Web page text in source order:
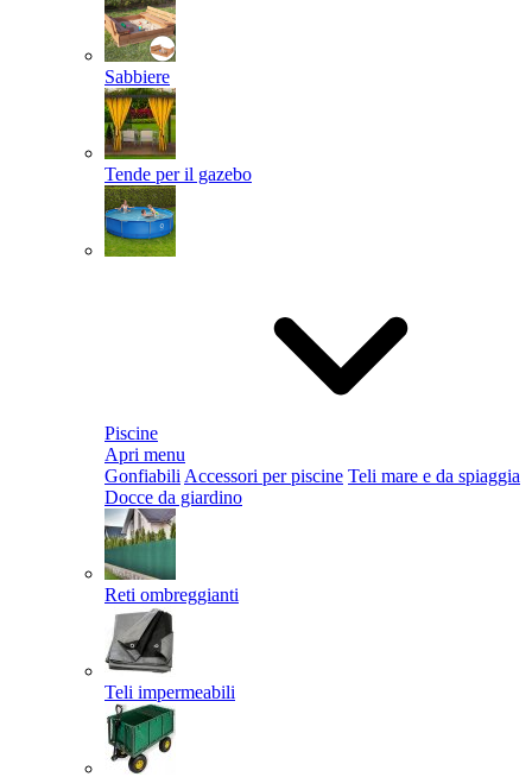
Sabbiere
Tende per il gazebo
Piscine
Apri menu
Gonfiabili Accessori per piscine Teli mare e da spiaggia
Docce da giardino
Reti ombreggianti
Teli impermeabili